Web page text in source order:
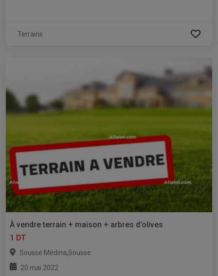
Terrains
À vendre terrain + maison + arbres d'olives
1 DT
Sousse Médina,Sousse
20 mai 2022